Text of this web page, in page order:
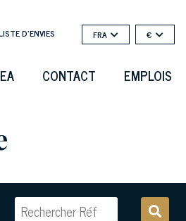
D'ENVIES FRA €
CONTACT EMPLOIS